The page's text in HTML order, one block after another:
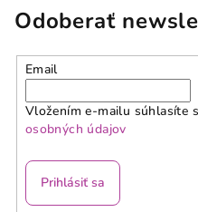
Odoberať
Email
Vložením e-mailu súhlasíte s
osobných údajov
Prihlásiť sa